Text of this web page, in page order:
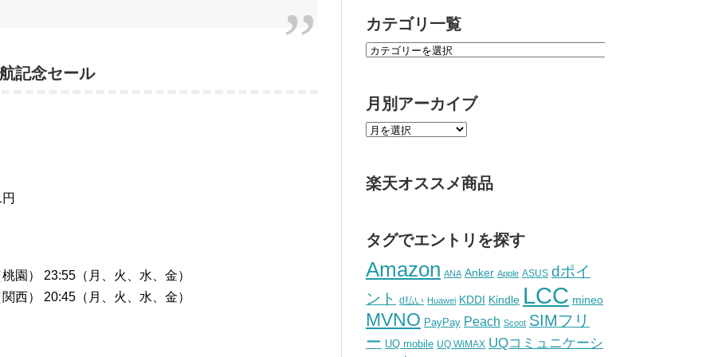
記念セール
園） 23:55（月、火、水、金）
西） 20:45（月、火、水、金）
カテゴリ一覧
月別アーカイブ
楽天オススメ商品
タグでエントリを探す
Amazon ANA Anker Apple ASUS dポイ
ント
d払い Huawei KDDI Kindle LCC mineo
MVNO PayPay Peach Scoot SIMフリ
ー UQ mobile UQ WiMAX UQコミュニケーシ